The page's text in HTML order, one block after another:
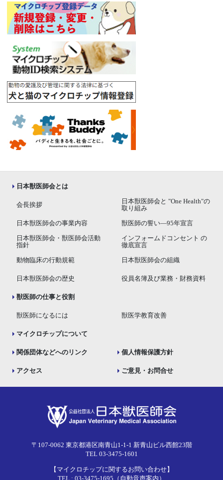
日本獣医師会とは
会長挨拶
日本獣医師会と "One Health"の
取り組み
日本獣医師会の事業内容 獣医師の誓い―95年宣言
日本獣医師会・獣医師会活動
指針
インフォームドコンセント の
徹底宣言
動物臨床の行動規範 日本獣医師会の組織
日本獣医師会の歴史 役員名簿及び業務・財務資料
獣医師の仕事と役割
獣医師になるには 獣医学教育改善
マイクロチップについて
関係団体などへのリンク 個人情報保護方針
アクセス ご意見・お問合せ
〒107-0062 東京都港区南青山1-1-1 新青山ビル西館23階
TEL 03-3475-1601
【マイクロチップに関するお問い合わせ】
TEL : 03-3475-1695（自動音声案内）